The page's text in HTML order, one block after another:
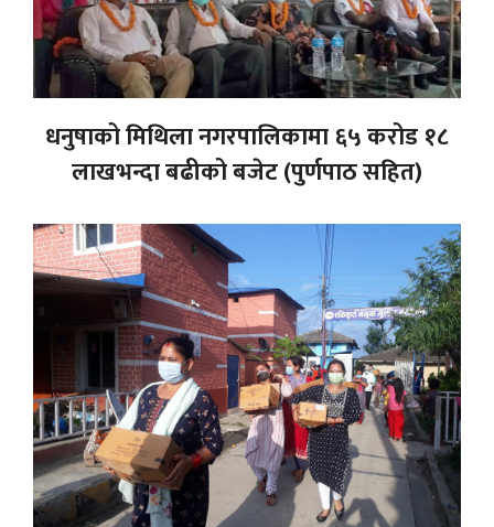
धनुषाको मिथिला नगरपालिकामा ६५ करोड १८
लाखभन्दा बढीको बजेट (पुर्णपाठ सहित)